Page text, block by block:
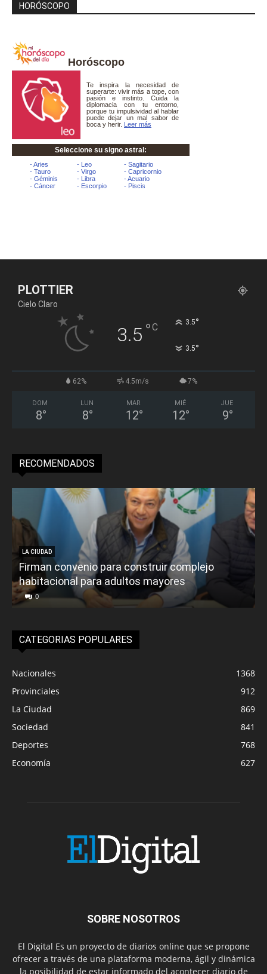
HORÓSCOPO
Horóscopo
PLOTTIER
Cielo Claro
3.5 °C 3.5°
3.5°
62% 4.5m/s 7%
DOM
8°
LUN
8°
MAR
12°
MIÉ
12°
JUE
9°
RECOMENDADOS
LA CIUDAD
Firman convenio para construir complejo
habitacional para adultos mayores
0
CATEGORIAS POPULARES
Nacionales
1368
Provinciales
912
La Ciudad
869
Sociedad
841
Deportes
768
Economía
627
SOBRE NOSOTROS
El Digital Es un proyecto de diarios online que se propone
ofrecer a través de una plataforma moderna, ágil y dinámica
la posibilidad de estar informado del acontecer diario de